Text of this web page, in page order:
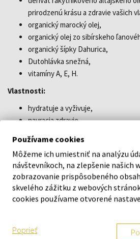
prirodzenú krásu a zdravie vašich
organický marocký olej,
organický olej zo sibírskeho
organický šípky Dahurica,
Dutohlávka snežná,
vitamíny A, E, H.
Vlastnosti:
hydratuje a vyživuje,
navracia zdravie,
uľahčuje rozčesávanie,
pre poškodené, farbené,
Příznaky: Prírodné
Typ vlasov: vlasy farbené - vlasy
Používame cookies
Môžeme ich umiestniť na analýzu
návštevníkoch, na zlepšenie našich
zobrazovanie prispôsobeného
skvelého zážitku z webových
cookies používame otvorené
Poprieť